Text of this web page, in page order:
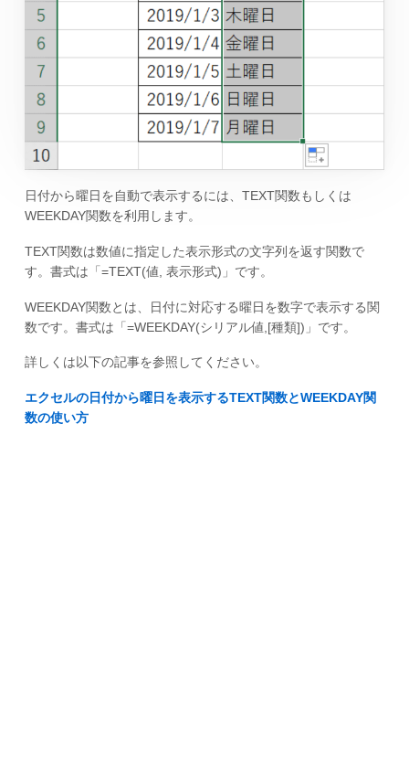
日付から曜日を自動で表示するには、TEXT関数もしくは
WEEKDAY関数を利用します。
TEXT関数は数値に指定した表示形式の文字列を返す関数で
す。書式は「=TEXT(値, 表示形式)」です。
WEEKDAY関数とは、日付に対応する曜日を数字で表示する関
数です。書式は「=WEEKDAY(シリアル値,[種類])」です。
詳しくは以下の記事を参照してください。
エクセルの日付から曜日を表示するTEXT関数とWEEKDAY関
数の使い方